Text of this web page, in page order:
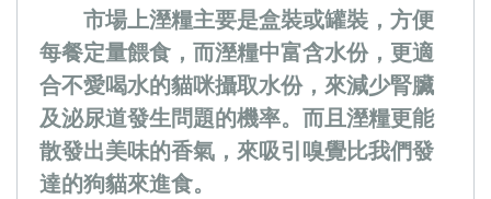
市場上溼糧主要是盒裝或罐裝，方便
每餐定量餵食，而溼糧中富含水份，更適
合不愛喝水的貓咪攝取水份，來減少腎臟
及泌尿道發生問題的機率。而且溼糧更能
散發出美味的香氣，來吸引嗅覺比我們發
達的狗貓來進食。